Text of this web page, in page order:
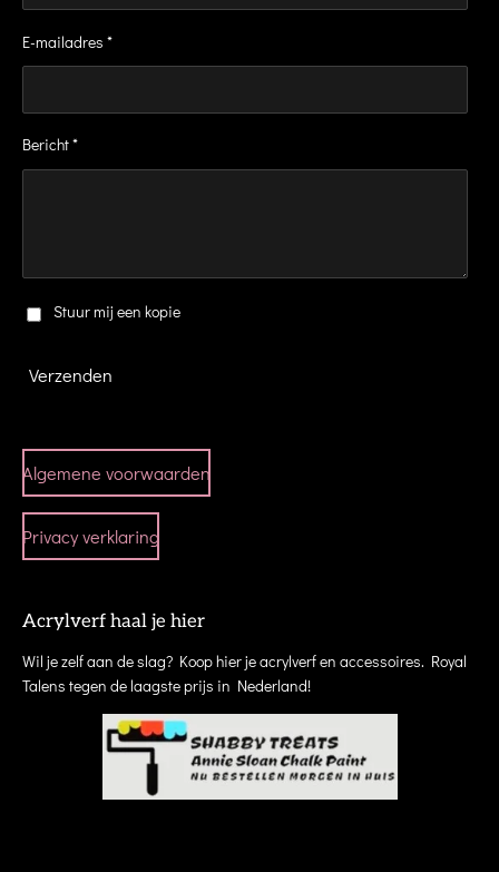
k
a
E-mailadres *
Bericht *
Stuur mij een kopie
Verzenden
Algemene voorwaarden
Privacy verklaring
Acrylverf haal je hier
Wil je zelf aan de slag? Koop hier je acrylverf en accessoires. Royal
Talens tegen de laagste prijs in Nederland!